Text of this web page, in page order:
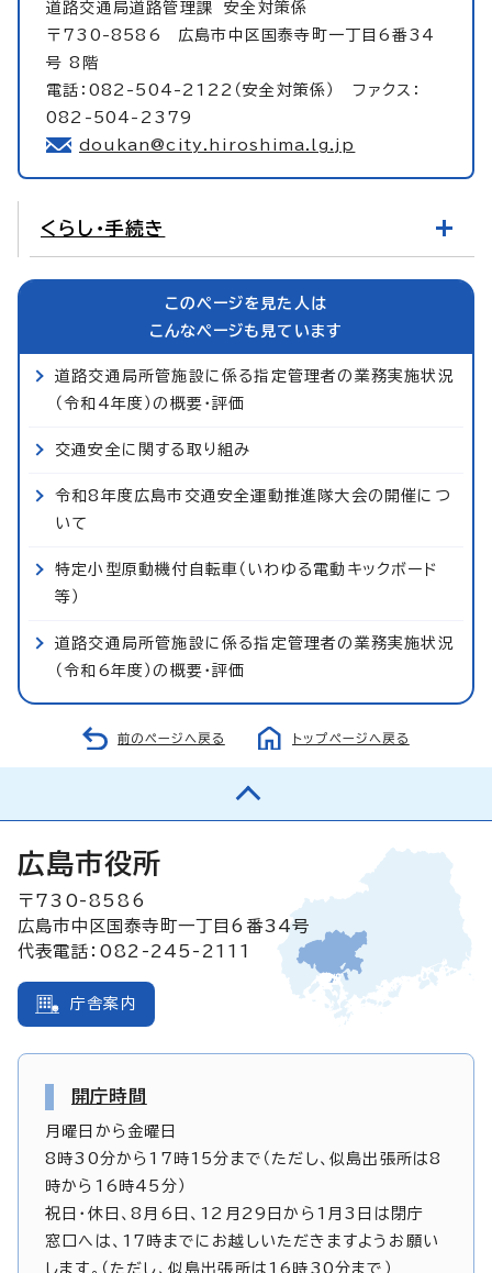
道路交通局道路管理課安全対策係
〒730-8586 広島市中区国泰寺町一丁目6番34
号 8階
電話：082-504-2122（安全対策係） ファクス：
082-504-2379
doukan@city.hiroshima.lg.jp
くらし・手続き
このページを見た人は
こんなページも見ています
道路交通局所管施設に係る指定管理者の業務実施状況
（令和4年度）の概要・評価
交通安全に関する取り組み
令和8年度広島市交通安全運動推進隊大会の開催につ
いて
特定小型原動機付自転車（いわゆる電動キックボード
等）
道路交通局所管施設に係る指定管理者の業務実施状況
（令和6年度）の概要・評価
前のページへ戻る トップページへ戻る
広島市役所
〒730-8586
広島市中区国泰寺町一丁目6番34号
代表電話：082-245-2111
庁舎案内
開庁時間
月曜日から金曜日
8時30分から17時15分まで（ただし、似島出張所は8
時から16時45分）
祝日・休日、8月6日、12月29日から1月3日は閉庁
窓口へは、17時までにお越しいただきますようお願い
します。（ただし、似島出張所は16時30分まで）